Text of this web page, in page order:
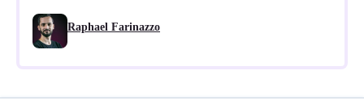
Raphael Farinazzo